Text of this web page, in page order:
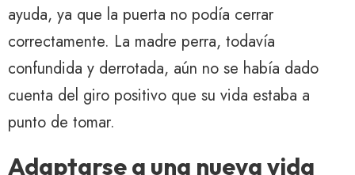
ayuda, ya que la puerta no podía cerrar
correctamente. La madre perra, todavía
confundida y derrotada, aún no se había dado
cuenta del giro positivo que su vida estaba a
punto de tomar.
Adaptarse a una nueva vida